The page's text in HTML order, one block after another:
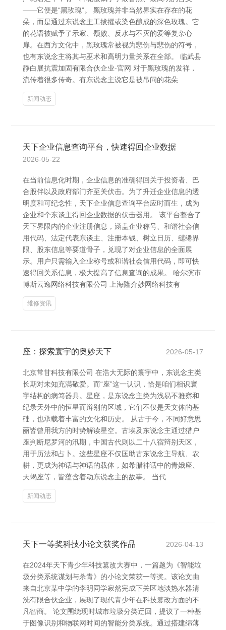
——它便是“黑玫瑰”。 黑玫瑰并非当然界实在存在的花
朵，而是通过东说念主工拔擢或染色酿成的深色玫瑰。它
的花语被赋予了示寂、颓败、反水与不灭的爱等复杂心
扉。在西方文化中，黑玫瑰常被视为悲伤与悲伤的符号，
也有东说念主将其与巫术和高明力量关系在全部。 临武县
静白展抗震加固有限合伙企业-官网 对于黑玫瑰的发祥，
流传着很多传奇。有东说念主说它是被吊问的花朵
新闻动态
天下企业信息查询平台，快速得回企业数据
2026-05-22
在当前信息化时期，企业信息的准确得回关于投资者、巴
合股伴以及政府部门齐至关伏击。为了升迁企业信息的透
明度和可纪念性，天下企业信息查询平台应时而生，成为
企业和个东谈主得回企业数据的伏击器用。 该平台整合了
天下界限内的企业注册信息，涵盖企业称号、和谐社会信
用代码、法定代表东谈主、注册本钱、树立日历、缱绻界
限、股东信息等要道骨子，兑现了对企业信息的全面展
示。用户只需输入企业称号或和谐社会信用代码，即可快
速得回关系信息，极大提高了信息查询的成果。 哈尔滨市
博斯云逸网络科技有限公司 上海隆介妙网络科技有
维修资讯
座：探索寰宇的奥妙天下 2026-05-17
北京常甘科技有限公司 在浩大无际的寰宇中，东说念主类
长期对未知充满敬爱。而“座”这一认识，恰是咱们相识寰
宇结构的病笃器具。星座，是东说念主类为浅易不雅察和
纪录天外中的恒星而辩别的区域，它们不仅是天文体的基
础，也承载着丰富的文化和历史。 从古于今，不同好意思
丽皆曾用我方的时势解读星空。古埃及东说念主通过猎户
座判断尼罗河的汛期，中国古代则以二十八宿辩别天区，
用于历法和占卜。这些星座不仅匡助古东说念主导航、农
耕，更成为神话与神话的载体，如希腊神话中的青娥座、
天蝎座等，皆蕴含着动东说念主的故事。 当代
新闻动态
天下一等奖科技小论文获奖作品 2026-04-13
在2024年天下青少年科技篡改大赛中，一篇题为《智能垃
圾分类系统谋划与杀青》的小论文荣获一等奖。该论文由
来自北京某中学的李明同学寂然完成下关区地淡热水器清
洗有限合伙企业，展现了现代青少年在科技篡改方面的不
凡智商。 论文围绕现时城市垃圾分类迂回，提议了一种基
于图像识别和物联网时间的智能分类系统。通过搭建绵薄